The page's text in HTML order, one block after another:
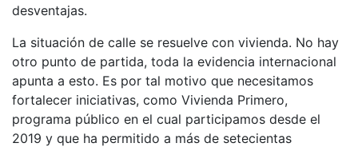
desventajas.
La situación de calle se resuelve con vivienda. No hay
otro punto de partida, toda la evidencia internacional
apunta a esto. Es por tal motivo que necesitamos
fortalecer iniciativas, como Vivienda Primero,
programa público en el cual participamos desde el
2019 y que ha permitido a más de setecientas